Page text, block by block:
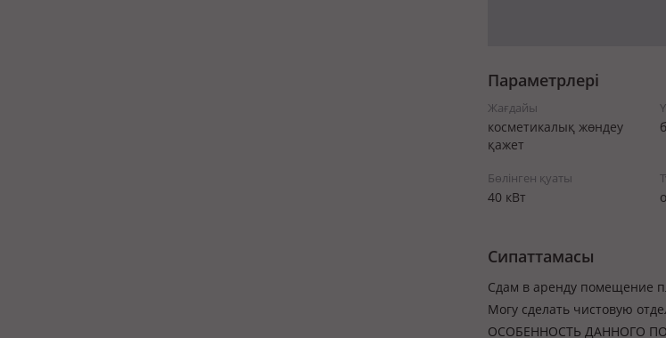
Параметрлері
Жағдайы
косметикалық жөндеу
қажет
Бөлінген қуаты
40 кВт
Сипаттамасы
Сдам в аренду помещение
Могу сделать чистовую
ОСОБЕННОСТЬ ДАННОГО